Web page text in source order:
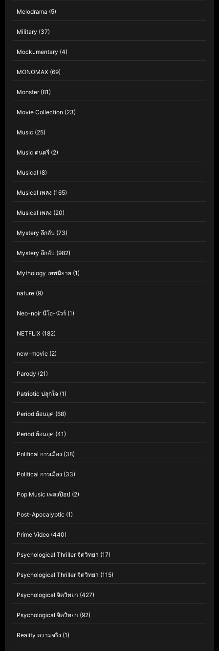
Melodrama (5)
Military (37)
Mockumentary (4)
MONOMAX (69)
Monster(81)
Movie Collection (23)
Music (25)
Music ดนตรี (2)
Musical (8)
Musical เพลง (165)
Musical เพลง (20)
Mystery ลึกลับ (73)
Mystery ลึกลับ (982)
Mythology เทพนิยาย (1)
nature (9)
Neo-noir นีโอ-นัวร์ (1)
NETFLIX (182)
new-movie (2)
Parody (21)
Patriotic ปลุกใจ (1)
Period ย้อนยุค (68)
Period ย้อนยุค (41)
Political การเมือง (38)
Political การเมือง (33)
Pop Music เพลงป๊อป (2)
Post-Apocalyptic (1)
Prime Video (440)
Psychological Thriller จิตวิทยา (17)
Psychological Thriller จิตวิทยา (115)
Psychological จิตวิทยา (427)
Psychological จิตวิทยา (92)
Reality ความจริง (1)